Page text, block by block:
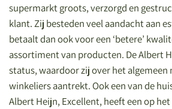
supermarkt groots, verzorgd en
klant. Zij besteden veel aandacht aan
betaalt dan ook voor een ‘betere’
assortiment van producten. De Albert
status, waardoor zij over het algemeen
winkeliers aantrekt. Ook een van de
Albert Heijn, Excellent, heeft een op